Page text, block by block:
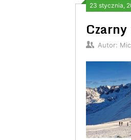
23 stycznia,
Autor: